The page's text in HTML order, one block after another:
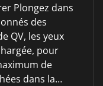
Plongez dans
des
QV, les yeux
pour
de
dans la…